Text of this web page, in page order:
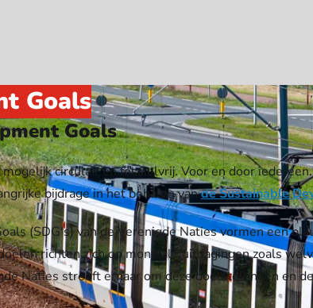
Goals
Goals
circulair en fossielvrij. Voor en door
bijdrage in het behalen vande Sustainable
(SDG's) van de Verenigde Naties vormen een
richten zich op mondiale uitdagingen zoals
Naties streeft ernaar om deze doelstellingen en